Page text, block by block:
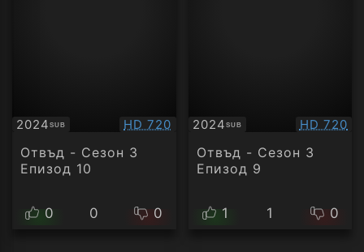
2024SUB
Субтитри Качество:
HD 720
Отвъд - Сезон 3
Епизод 10
0 0 0
2024SUB
Субтитри HD 720
Отвъд - Сезон 3
Епизод 9
1 1 0